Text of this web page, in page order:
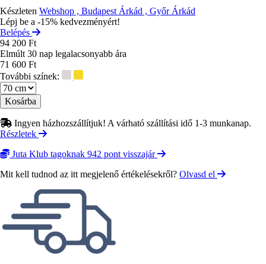
Készleten Webshop , Budapest Árkád , Győr Árkád
Lépj be a -15% kedvezményért!
Belépés
94 200 Ft
Elmúlt 30 nap legalacsonyabb ára
71 600 Ft
További színek:
Méret
Ingyen házhozszállítjuk! A várható szállítási idő 1-3 munkanap.
Részletek
Juta Klub tagoknak 942 pont visszajár
Mit kell tudnod az itt megjelenő értékelésekről? Olvasd el